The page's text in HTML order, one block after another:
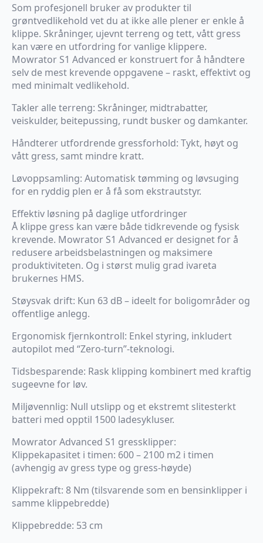
Som profesjonell bruker av produkter til
grøntvedlikehold vet du at ikke alle plener er enkle å
klippe. Skråninger, ujevnt terreng og tett, vått gress
kan være en utfordring for vanlige klippere.
Mowrator S1 Advanced er konstruert for å håndtere
selv de mest krevende oppgavene – raskt, effektivt og
med minimalt vedlikehold.
Takler alle terreng: Skråninger, midtrabatter,
veiskulder, beitepussing, rundt busker og damkanter.
Håndterer utfordrende gressforhold: Tykt, høyt og
vått gress, samt mindre kratt.
Løvoppsamling: Automatisk tømming og løvsuging
for en ryddig plen er å få som ekstrautstyr.
Effektiv løsning på daglige utfordringer
Å klippe gress kan være både tidkrevende og fysisk
krevende. Mowrator S1 Advanced er designet for å
redusere arbeidsbelastningen og maksimere
produktiviteten. Og i størst mulig grad ivareta
brukernes HMS.
Støysvak drift: Kun 63 dB – ideelt for boligområder og
offentlige anlegg.
Ergonomisk fjernkontroll: Enkel styring, inkludert
autopilot med “Zero-turn”-teknologi.
Tidsbesparende: Rask klipping kombinert med kraftig
sugeevne for løv.
Miljøvennlig: Null utslipp og et ekstremt slitesterkt
batteri med opptil 1500 ladesykluser.
Mowrator Advanced S1 gressklipper:
Klippekapasitet i timen: 600 – 2100 m2 i timen
(avhengig av gress type og gress-høyde)
Klippekraft: 8 Nm (tilsvarende som en bensinklipper i
samme klippebredde)
Klippebredde: 53 cm